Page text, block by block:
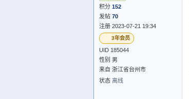
积分 152
发帖 70
注册 2023-07-21 19:34
3年会员
UID 185044
性别 男
来自 浙江省台州市
状态 离线